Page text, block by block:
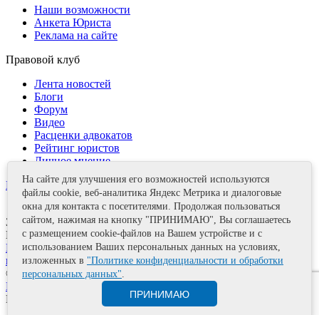
Наши возможности
Анкета Юриста
Реклама на сайте
Правовой клуб
Лента новостей
Блоги
Форум
Видео
Расценки адвокатов
Рейтинг юристов
Личное мнение
Контакты
Задать вопрос
Поделиться
Политика информационной безопасности Правила
использования материалов
© 2011—2026 А.Е. Мишушин
Карта сайта
Разработка сайта
На сайте для улучшения его возможностей используются
файлы cookie, веб-аналитика Яндекс Метрика и диалоговые
окна для контакта с посетителями. Продолжая пользоваться
сайтом, нажимая на кнопку "ПРИНИМАЮ", Вы соглашаетесь
с размещением cookie-файлов на Вашем устройстве и с
использованием Ваших персональных данных на условиях,
изложенных в "Политике конфиденциальности и обработки
персональных данных".
ПРИНИМАЮ